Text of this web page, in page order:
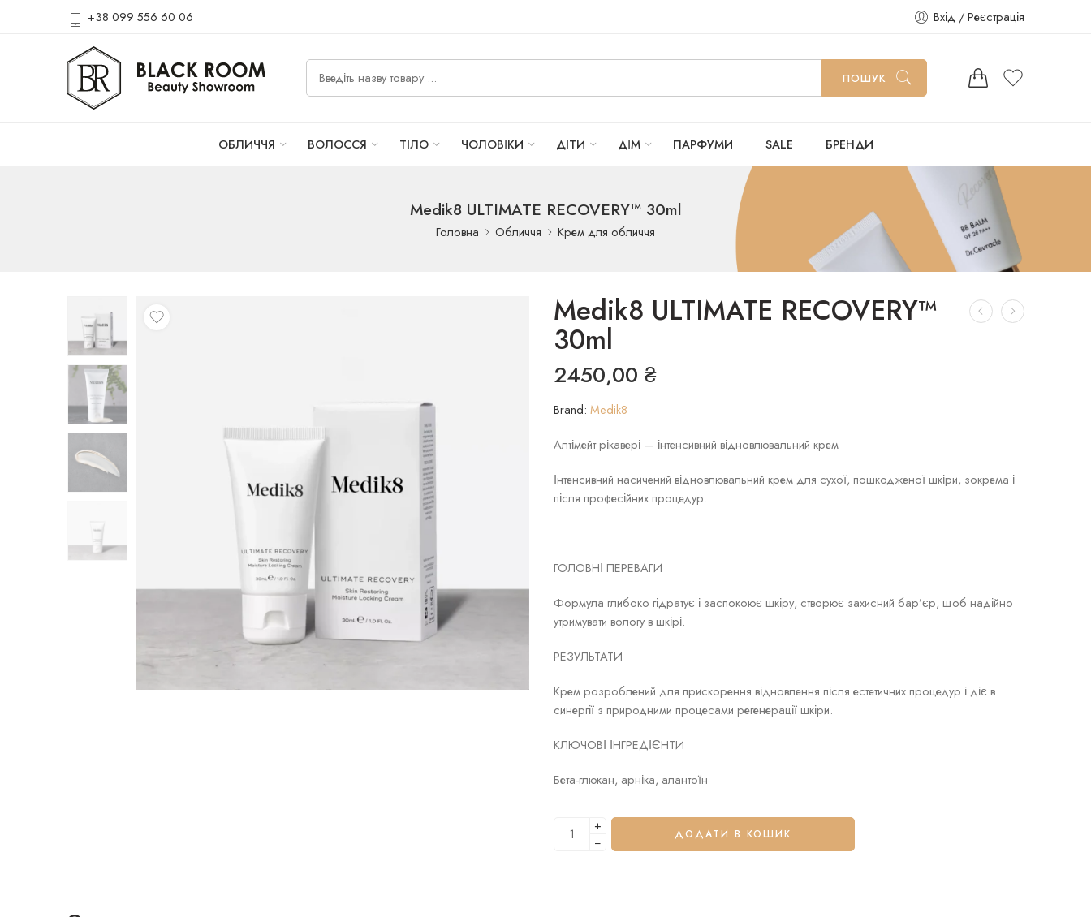
+38 099 556 60 06 Вхід / Реєстрація
ПОШУК
ОБЛИЧЧЯ ВОЛОССЯ ТІЛО ЧОЛОВІКИ ДІТИ ДІМ ПАРФУМИ SALE БРЕНДИ
Medik8 ULTIMATE RECOVERY™ 30ml
Головна Обличчя Крем для обличчя
Medik8 ULTIMATE RECOVERY™
30ml
2450,00 ₴
Brand: Medik8
Алтімейт рікавері — інтенсивний відновлювальний крем
Інтенсивний насичений відновлювальний крем для сухої, пошкодженої шкіри, зокрема і
після професійних процедур.
ГОЛОВНІ ПЕРЕВАГИ
Формула глибоко гідратує і заспокоює шкіру, створює захисний бар’єр, щоб надійно
утримувати вологу в шкірі.
РЕЗУЛЬТАТИ
Крем розроблений для прискорення відновлення після естетичних процедур і діє в
синергії з природними процесами регенерації шкіри.
КЛЮЧОВІ ІНГРЕДІЄНТИ
Бета-глюкан, арніка, алантоїн
+
−
ДОДАТИ В КОШИК